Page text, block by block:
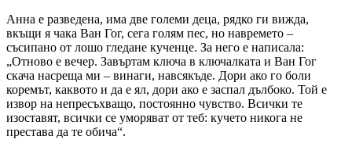
Анна е разведена, има две големи деца, рядко ги виж­да,
вкъщи я чака Ван Гог, сега голям пес, но навре­мето –
съсипано от лошо гледане кученце. За него е на­писала:
„Отново е вечер. Завъртам ключа в ключалката и Ван Гог
скача насреща ми – винаги, нав­сякъде. Дори ако го боли
коремът, каквото и да е ял, дори ако е заспал дълбоко. Той е
извор на непресъх­ващо, постоянно чувство. Всички те
изоставят, всички се уморяват от теб: кучето никога не
престава да те обича“.